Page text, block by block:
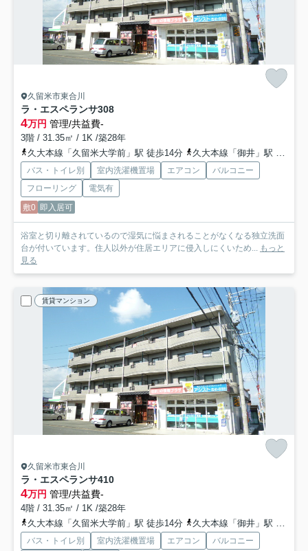
久留米市東合川
ラ・エスペランサ308
4万円 管理/共益費-
3階 / 31.35㎡ / 1K /築28年
久大本線「久留米大学前」駅 徒歩14分
久大本線「御井」駅 徒歩19分
バス・トイレ別 室内洗濯機置場 エアコン
バルコニー
フローリング
電気有
敷0 即入居可
浴室と切り離されているので湿気に悩まされることがなくなる独立洗面
台が付いています。住人以外が住居エリアに侵入しにくいため...
もっと
見る
賃貸マンション
久留米市東合川
ラ・エスペランサ410
4万円 管理/共益費-
4階 / 31.35㎡ / 1K /築28年
久大本線「久留米大学前」駅 徒歩14分
久大本線「御井」駅 徒歩19分
バス・トイレ別 室内洗濯機置場 エアコン
バルコニー